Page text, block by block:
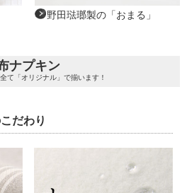
野田琺瑯製の「おまる」
ナプキン
て「オリジナル」で揃います！
だわり